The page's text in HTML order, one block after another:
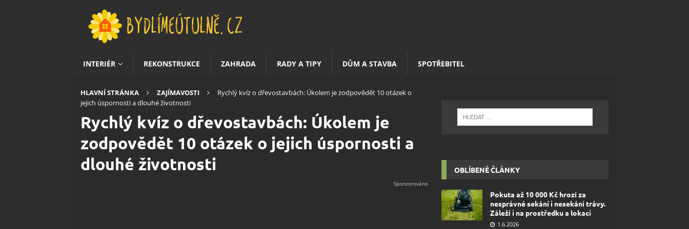
INTERIÉR REKONSTRUKCE ZAHRADA RADY A TIPY DŮM A STAVBA SPOTŘEBITEL
HLAVNÍ STRÁNKA ZAJÍMAVOSTI
Rychlý kvíz o dřevostavbách: Úkolem je zodpovědět 10 otázek o
jejich úspornosti a dlouhé životnosti
Rychlý kvíz o dřevostavbách: Úkolem je
zodpovědět 10 otázek o jejich úspornosti a
dlouhé životnosti
OBLÍBENÉ ČLÁNKY
Pokuta až 10 000 Kč hrozí za
nesprávné sekání i nesekání trávy.
Záleží i na prostředku a lokaci
1.6.2026